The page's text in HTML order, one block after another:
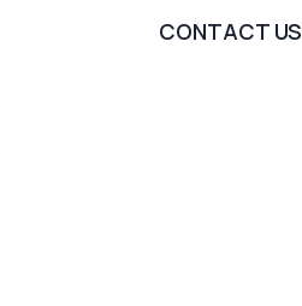
CONTACT US